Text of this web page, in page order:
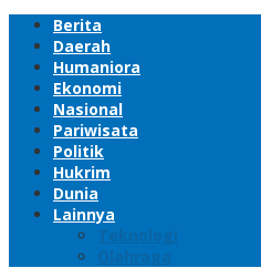
Berita
Daerah
Humaniora
Ekonomi
Nasional
Pariwisata
Politik
Hukrim
Dunia
Lainnya
Teknologi
Olahraga